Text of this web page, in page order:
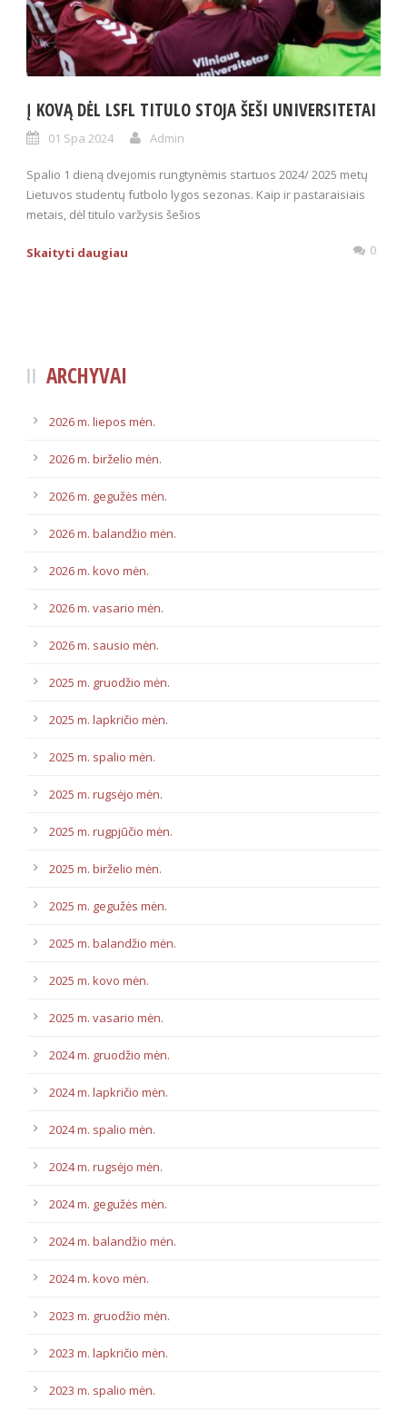
Į KOVĄ DĖL LSFL TITULO STOJA ŠEŠI UNIVERSITETAI
01 Spa 2024 Admin
Spalio 1 dieną dvejomis rungtynėmis startuos 2024/ 2025 metų
Lietuvos studentų futbolo lygos sezonas. Kaip ir pastaraisiais
metais, dėl titulo varžysis šešios
Skaityti daugiau 0
ARCHYVAI
2026 m. liepos mėn.
2026 m. birželio mėn.
2026 m. gegužės mėn.
2026 m. balandžio mėn.
2026 m. kovo mėn.
2026 m. vasario mėn.
2026 m. sausio mėn.
2025 m. gruodžio mėn.
2025 m. lapkričio mėn.
2025 m. spalio mėn.
2025 m. rugsėjo mėn.
2025 m. rugpjūčio mėn.
2025 m. birželio mėn.
2025 m. gegužės mėn.
2025 m. balandžio mėn.
2025 m. kovo mėn.
2025 m. vasario mėn.
2024 m. gruodžio mėn.
2024 m. lapkričio mėn.
2024 m. spalio mėn.
2024 m. rugsėjo mėn.
2024 m. gegužės mėn.
2024 m. balandžio mėn.
2024 m. kovo mėn.
2023 m. gruodžio mėn.
2023 m. lapkričio mėn.
2023 m. spalio mėn.